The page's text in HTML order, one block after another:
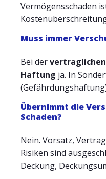
Vermögensschaden
Muss immer
Bei der
Haftung ja. In
Übernimmt die
Schaden?
Nein. Vorsatz,
Risiken sind
Deckung,